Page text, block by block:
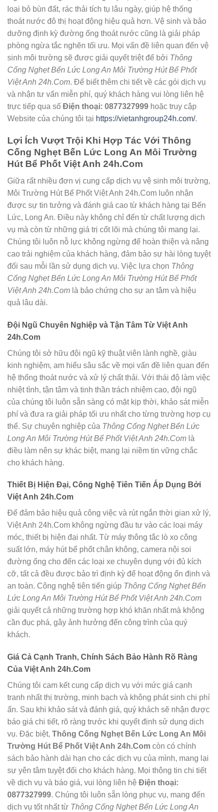
loại bỏ bùn đất, rác thải tích tụ lâu ngày, giúp hệ thống
thoát nước đô thị hoạt động hiệu quả hơn. Vệ sinh và bảo
dưỡng định kỳ đường ống thoát nước cũng là giải pháp
phòng ngừa tắc nghẽn tối ưu. Mọi vấn đề liên quan đến vệ
sinh môi trường sẽ được giải quyết triệt để bởi Thông
Cống Nghẹt Bến Lức Long An Môi Trường Hút Bể Phốt
Việt Anh 24h.Com. Để biết thêm chi tiết về các gói dịch vụ
và nhận tư vấn miễn phí, quý khách hàng vui lòng liên hệ
trực tiếp qua số Điện thoại: 0877327999 hoặc truy cập
Website của chúng tôi tại https://vietanhgroup24h.com/.
Lợi Ích Vượt Trội Khi Hợp Tác Với Thông
Cống Nghẹt Bến Lức Long An Môi Trường
Hút Bể Phốt Việt Anh 24h.Com
Giữa rất nhiều đơn vị cung cấp dịch vụ vệ sinh môi trường,
Môi Trường Hút Bể Phốt Việt Anh 24h.Com luôn nhận
được sự tin tưởng và đánh giá cao từ khách hàng tại Bến
Lức, Long An. Điều này không chỉ đến từ chất lượng dịch
vụ mà còn từ những giá trị cốt lõi mà chúng tôi mang lại.
Chúng tôi luôn nỗ lực không ngừng để hoàn thiện và nâng
cao trải nghiệm của khách hàng, đảm bảo sự hài lòng tuyệt
đối sau mỗi lần sử dụng dịch vụ. Việc lựa chọn Thông
Cống Nghẹt Bến Lức Long An Môi Trường Hút Bể Phốt
Việt Anh 24h.Com là bảo chứng cho sự an tâm và hiệu
quả lâu dài.
Đội Ngũ Chuyên Nghiệp và Tận Tâm Từ Việt Anh
24h.Com
Chúng tôi sở hữu đội ngũ kỹ thuật viên lành nghề, giàu
kinh nghiệm, am hiểu sâu sắc về mọi vấn đề liên quan đến
hệ thống thoát nước và xử lý chất thải. Với thái độ làm việc
nhiệt tình, tận tâm và tinh thần trách nhiệm cao, đội ngũ
của chúng tôi luôn sẵn sàng có mặt kịp thời, khảo sát miễn
phí và đưa ra giải pháp tối ưu nhất cho từng trường hợp cụ
thể. Sự chuyên nghiệp của Thông Cống Nghẹt Bến Lức
Long An Môi Trường Hút Bể Phốt Việt Anh 24h.Com là
điều làm nên sự khác biệt, mang lại niềm tin vững chắc
cho khách hàng.
Thiết Bị Hiện Đại, Công Nghệ Tiên Tiến Áp Dụng Bởi
Việt Anh 24h.Com
Để đảm bảo hiệu quả công việc và rút ngắn thời gian xử lý,
Việt Anh 24h.Com không ngừng đầu tư vào các loại máy
móc, thiết bị hiện đại nhất. Từ máy thông tắc lò xo công
suất lớn, máy hút bể phốt chân không, camera nội soi
đường ống cho đến các loại xe chuyên dụng với đủ kích
cỡ, tất cả đều được bảo trì định kỳ để hoạt động ổn định và
an toàn. Công nghệ tiên tiến giúp Thông Cống Nghẹt Bến
Lức Long An Môi Trường Hút Bể Phốt Việt Anh 24h.Com
giải quyết cả những trường hợp khó khăn nhất mà không
cần đục phá, gây ảnh hưởng đến công trình của quý
khách.
Giá Cả Cạnh Tranh, Chính Sách Bảo Hành Rõ Ràng
Của Việt Anh 24h.Com
Chúng tôi cam kết cung cấp dịch vụ với mức giá cạnh
tranh nhất thị trường, minh bạch và không phát sinh chi phí
ẩn. Sau khi khảo sát và đánh giá, quý khách sẽ nhận được
báo giá chi tiết, rõ ràng trước khi quyết định sử dụng dịch
vụ. Đặc biệt, Thông Cống Nghẹt Bến Lức Long An Môi
Trường Hút Bể Phốt Việt Anh 24h.Com còn có chính
sách bảo hành dài hạn cho các dịch vụ của mình, mang lại
sự yên tâm tuyệt đối cho khách hàng. Mọi thông tin chi tiết
về dịch vụ và báo giá, vui lòng liên hệ Điện thoại:
0877327999. Chúng tôi luôn sẵn lòng phục vụ, mang đến
dịch vụ tốt nhất từ Thông Cống Nghẹt Bến Lức Long An